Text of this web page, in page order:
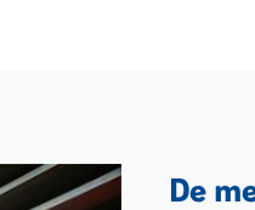
De